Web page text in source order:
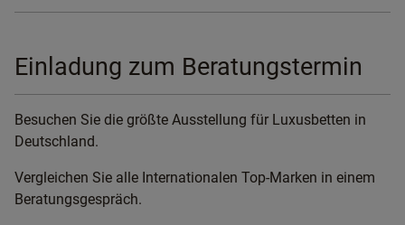
Einladung zum Beratungstermin
Besuchen Sie die größte Ausstellung für Luxusbetten in
Deutschland.
Vergleichen Sie alle Internationalen Top-Marken in einem
Beratungsgespräch.